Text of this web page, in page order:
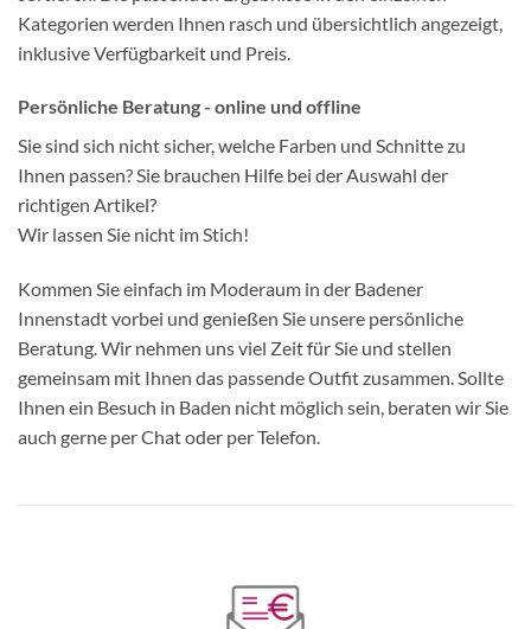
Kategorien werden Ihnen rasch und übersichtlich angezeigt,
inklusive Verfügbarkeit und Preis.
Persönliche Beratung - online und offline
Sie sind sich nicht sicher, welche Farben und Schnitte zu
Ihnen passen? Sie brauchen Hilfe bei der Auswahl der
richtigen Artikel?
Wir lassen Sie nicht im Stich!
Kommen Sie einfach im Moderaum in der Badener
Innenstadt vorbei und genießen Sie unsere persönliche
Beratung. Wir nehmen uns viel Zeit für Sie und stellen
gemeinsam mit Ihnen das passende Outfit zusammen. Sollte
Ihnen ein Besuch in Baden nicht möglich sein, beraten wir Sie
auch gerne per Chat oder per Telefon.